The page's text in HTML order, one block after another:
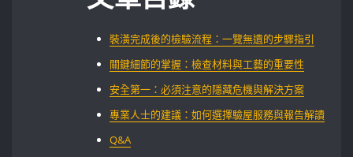
裝潢完成後的檢驗流程：一覽無遺的步驟指引
關鍵細節的掌握：檢查材料與工藝的重要性
安全第一：必須注意的隱藏危機與解決方案
專業人士的建議：如何選擇驗屋服務與報告解讀
Q&A